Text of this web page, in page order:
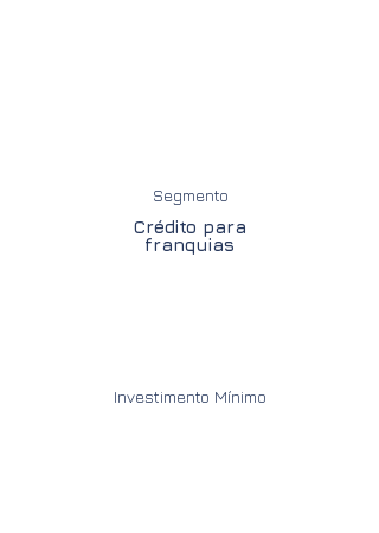
Segmento
Crédito para
franquias
Investimento Mínimo